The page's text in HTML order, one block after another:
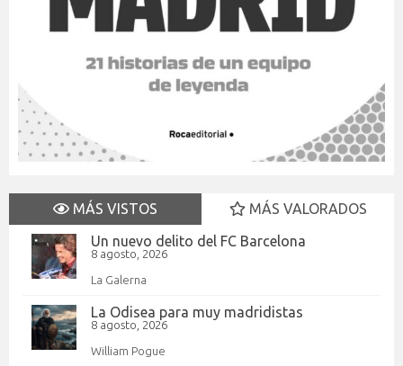
MÁS VISTOS
MÁS VALORADOS
Un nuevo delito del FC Barcelona
8 agosto, 2026
La Galerna
La Odisea para muy madridistas
8 agosto, 2026
William Pogue